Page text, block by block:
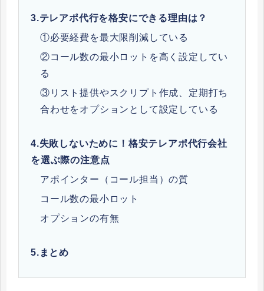
3.テレアポ代行を格安にできる理由は？
①必要経費を最大限削減している
②コール数の最小ロットを高く設定してい
る
③リスト提供やスクリプト作成、定期打ち
合わせをオプションとして設定している
4.失敗しないために！格安テレアポ代行会社
を選ぶ際の注意点
アポインター（コール担当）の質
コール数の最小ロット
オプションの有無
5. まとめ